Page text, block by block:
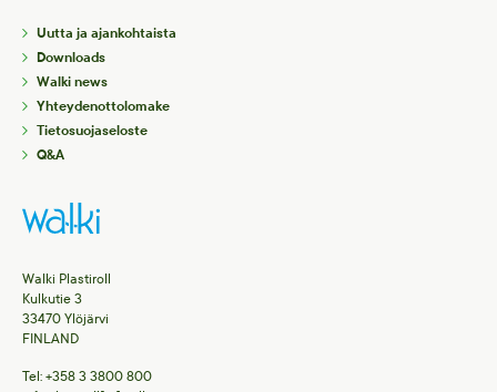
Uutta ja ajankohtaista
Downloads
Walki news
Yhteydenottolomake
Tietosuojaseloste
Q&A
Walki Plastiroll
Kulkutie 3
33470 Ylöjärvi
FINLAND
Tel: +358 3 3800 800